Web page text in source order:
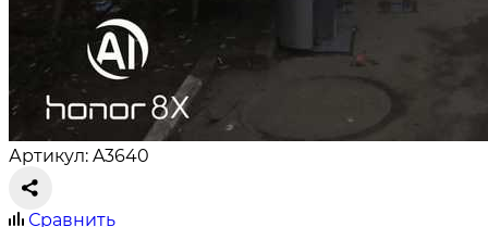
Артикул: A3640
Сравнить